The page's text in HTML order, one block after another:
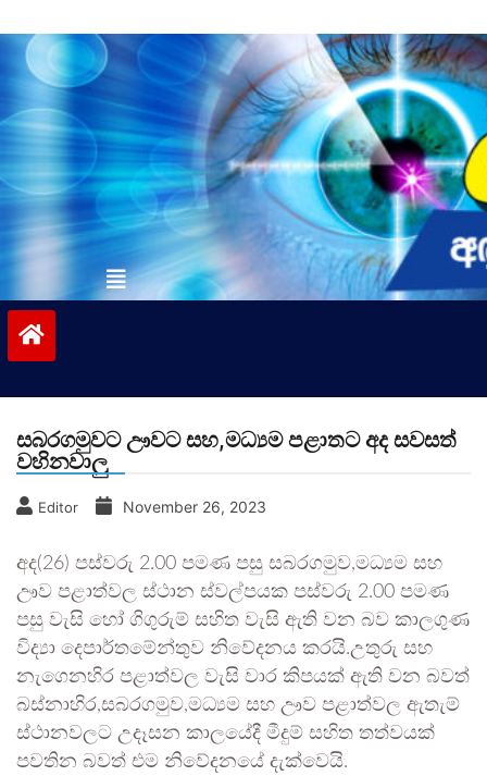
to
contentvinivida.lk
සබරගමුවට ඌවට සහ,මධ්‍යම පළාතට අද සවසත්
වහිනවාලු
Editor November 26, 2023
අද(26) පස්වරු 2.00 පමණ පසු සබරගමුව,මධ්‍යම සහ
ඌව පළාත්වල ස්ථාන ස්වල්පයක පස්වරු 2.00 පමණ
පසු වැසි හෝ ගිගුරුම් සහිත වැසි ඇති වන බව කාලගුණ
විද්‍යා දෙපාර්තමේන්තුව නිවේදනය කරයි.උතුරු සහ
නැගෙනහිර පළාත්වල වැසි වාර කිපයක් ඇති වන බවත්
බස්නාහිර,සබරගමුව,මධ්‍යම සහ ඌව පළාත්වල ඇතැම්
ස්ථානවලට උදෑසන කාලයේදී මීදුම් සහිත තත්වයක්
පවතින බවත් එම නිවේදනයේ දැක්වෙයි.